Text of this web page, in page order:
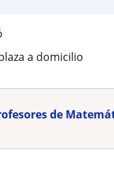
a domicilio
de